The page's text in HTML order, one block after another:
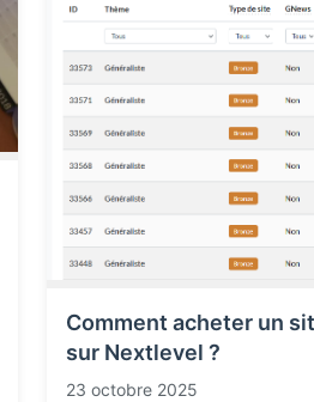
Comment acheter un
sur Nextlevel ?
23 octobre 2025